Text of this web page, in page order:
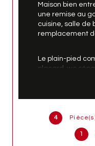
4
1
Maison bien
une remise au
cuisine, salle de
remplacement
Le plain-pied
placard, wc
salle de bains,
Sous-sol
atelier, garage